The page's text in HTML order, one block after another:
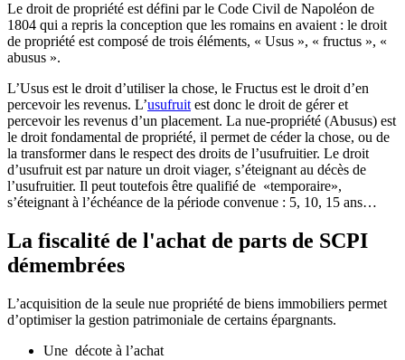
Le droit de propriété est défini par le Code Civil de Napoléon de
1804 qui a repris la conception que les romains en avaient : le droit
de propriété est composé de trois éléments, « Usus », « fructus », «
abusus ».
L’Usus est le droit d’utiliser la chose, le Fructus est le droit d’en
percevoir les revenus. L’usufruitest donc le droit de gérer et
percevoir les revenus d’un placement. La nue-­propriété (Abusus) est
le droit fondamental de propriété, il permet de céder la chose, ou de
la transformer dans le respect des droits de l’usufruitier. Le droit
d’usufruit est par nature un droit viager, s’éteignant au décès de
l’usufruitier. Il peut toutefois être qualifié de «temporaire»,
s’éteignant à l’échéance de la période convenue : 5, 10, 15 ans…
La fiscalité de l'achat de parts de SCPI
démembrées
L’acquisition de la seule nue propriété de biens immobiliers permet
d’optimiser la gestion patrimoniale de certains épargnants.
Une décote à l’achat